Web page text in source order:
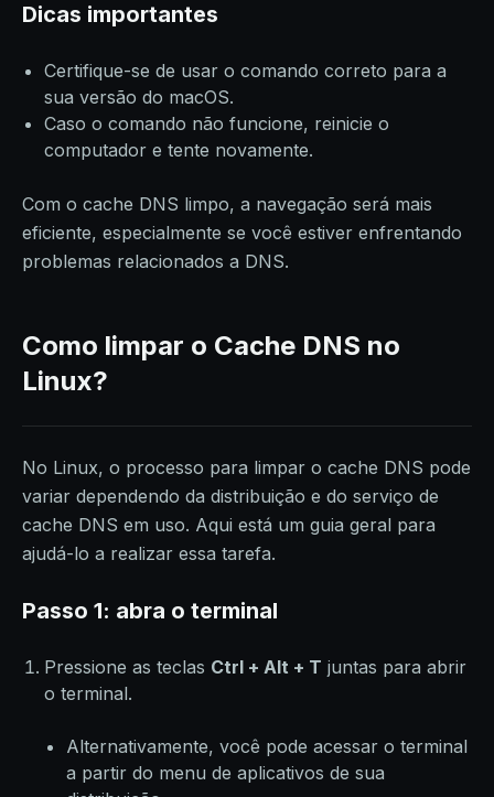
Dicas importantes
Certifique-se de usar o comando correto para a
sua versão do macOS.
Caso o comando não funcione, reinicie o
computador e tente novamente.
Com o cache DNS limpo, a navegação será mais
eficiente, especialmente se você estiver enfrentando
problemas relacionados a DNS.
Como limpar o Cache DNS no
Linux?
No Linux, o processo para limpar o cache DNS pode
variar dependendo da distribuição e do serviço de
cache DNS em uso. Aqui está um guia geral para
ajudá-lo a realizar essa tarefa.
Passo 1: abra o terminal
Pressione as teclas Ctrl + Alt + T juntas para abrir
o terminal.
Alternativamente, você pode acessar o terminal
a partir do menu de aplicativos de sua